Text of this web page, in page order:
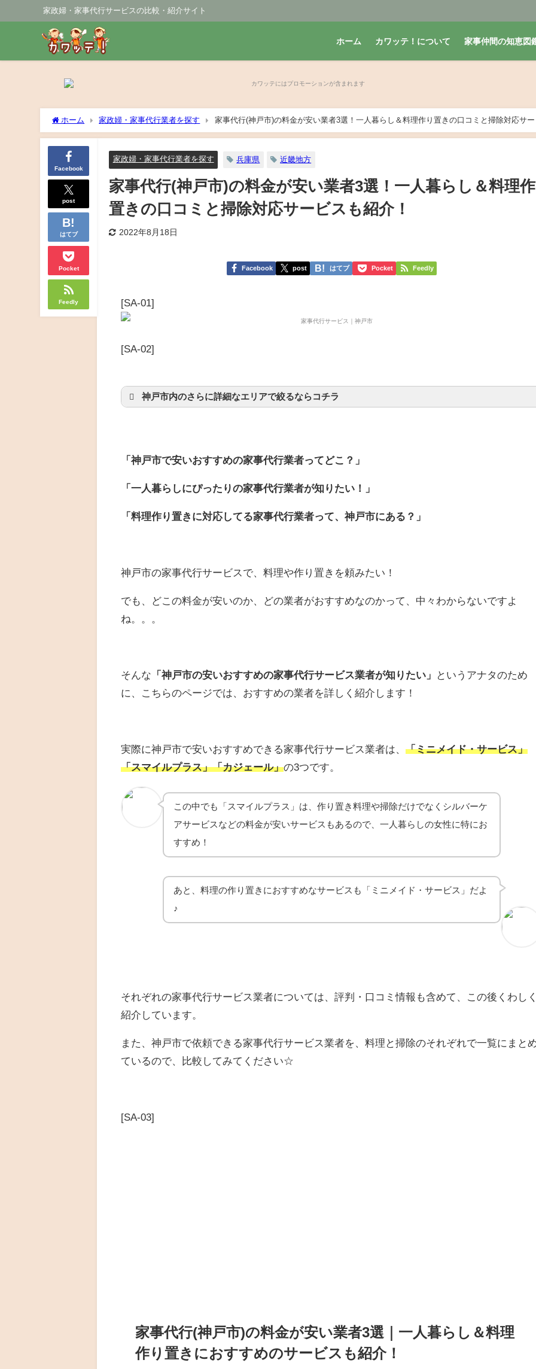
家政婦・家事代行サービスの比較・紹介サイト
ホーム カワッテ！について 家事仲間の知恵図
ホーム 家政婦・家事代行業者を探す
家事代行(神戸市)の料金が安い業者3選！一人暮らし＆料理作り置きの口コミと掃除対応サー
も紹介！
Facebook
post
はてブ
Pocket
Feedly
家政婦・家事代行業者を探す 兵庫県 近畿地方
家事代行(神戸市)の料金が安い業者3選！一人暮らし＆料理
置きの口コミと掃除対応サービスも紹介！
2022年8月18日
Facebook post はてブ Pocket Feedly
[SA-01]
[SA-02]
神戸市内のさらに詳細なエリアで絞るならコチラ
神戸市北区
「神戸市で安いおすすめの家事代行業者ってどこ？」
「一人暮らしにぴったりの家事代行業者が知りたい！」
「料理作り置きに対応してる家事代行業者って、神戸市にある？」
神戸市の家事代行サービスで、料理や作り置きを頼みたい！
でも、どこの料金が安いのか、どの業者がおすすめなのかって、中々わからないですよ
ね。。。
そんな 「神戸市の安いおすすめの家事代行サービス業者が知りたい」
というアナタのため
に、こちらのページでは、おすすめの業者を詳しく紹介します！
実際に神戸市で安いおすすめできる家事代行サービス業者は、「ミニメイド・サービス」
「スマイルプラス」「カジェール」の3つです。
この中でも「スマイルプラス」は、作り置き料理や掃除だけでなくシルバーケ
アサービスなどの料金が安いサービスもあるので、一人暮らしの女性に特にお
すすめ！
あと、料理の作り置きにおすすめなサービスも「ミニメイド・サービス」だよ
♪
それぞれの家事代行サービス業者については、評判・口コミ情報も含めて、この後くわし
紹介しています。
また、神戸市で依頼できる家事代行サービス業者を、料理と掃除のそれぞれで一覧にまと
ているので、比較してみてください☆
[SA-03]
家事代行(神戸市)の料金が安い業者3選｜一人暮らし＆料理
作り置きにおすすめのサービスも紹介！